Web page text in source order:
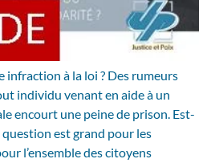
infraction à la loi ? Des rumeurs
individu venant en aide à un
encourt une peine de prison. Est-
question est grand pour les
l’ensemble des citoyens